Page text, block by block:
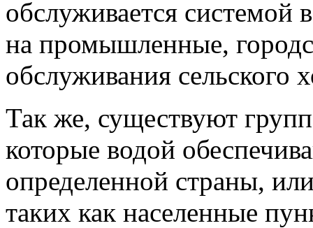
обслуживается системой
на промышленные,
обслуживания сельского
Так же, существуют
которые водой
определенной страны,
таких как населенные